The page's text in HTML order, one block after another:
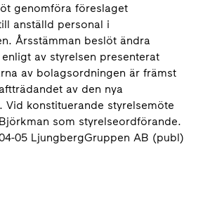
genomföra föreslaget
anställd personal i
Årsstämman beslöt ändra
av styrelsen presenterat
av bolagsordningen är främst
av den nya
Vid konstituerande styrelsemöte
som styrelseordförande.
05 LjungbergGruppen AB (publ)